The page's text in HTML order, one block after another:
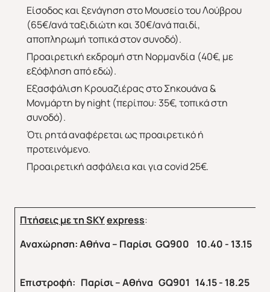
Είσοδος και ξενάγηση στο Μουσείο του Λούβρου
(65€/ανά ταξιδιώτη και 30€/ανά παιδί,
αποπληρωμή τοπικά στον συνοδό).
Προαιρετική εκδρομή στη Νορμανδία (40€, με
εξόφληση από εδώ).
Εξασφάλιση Κρουαζιέρας στο Σηκουάνα &
Μονμάρτη by night (περίπου: 35€, τοπικά στη
συνοδό).
Ότι ρητά αναφέρεται ως προαιρετικό ή
προτεινόμενο.
Προαιρετική ασφάλεια και για covid 25€.
Πτήσεις με τηSKYexpress:
Αναχώρηση: Αθήνα – Παρίσι GQ900 10.40 - 13.15
Επιστροφή: Παρίσι – Αθήνα GQ901 14.15 - 18.25